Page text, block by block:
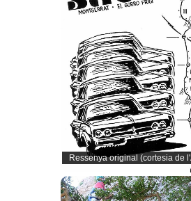
Ressenya original (cortesia de